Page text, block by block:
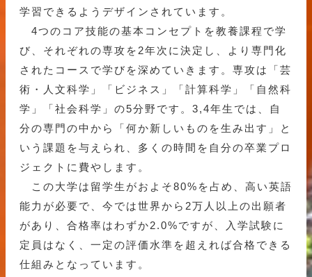
学習できるようデザインされています。
4つのコア技能の基本コンセプトを教養課程で学
び、それぞれの専攻を2年次に決定し、より専門化
されたコースで学びを深めていきます。専攻は「芸
術・人文科学」「ビジネス」「計算科学」「自然科
学」「社会科学」の5分野です。3,4年生では、自
分の専門の中から「何か新しいものを生み出す」と
いう課題を与えられ、多くの時間を自分の卒業プロ
ジェクトに費やします。
この大学は留学生がおよそ80%を占め、高い英語
能力が必要で、今では世界から2万人以上の出願者
があり、合格率はわずか2.0%ですが、入学試験に
定員はなく、一定の評価水準を超えれば合格できる
仕組みとなっています。